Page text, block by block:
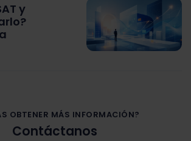
y
OBTENER MÁS INFORMACIÓN?
Contáctanos